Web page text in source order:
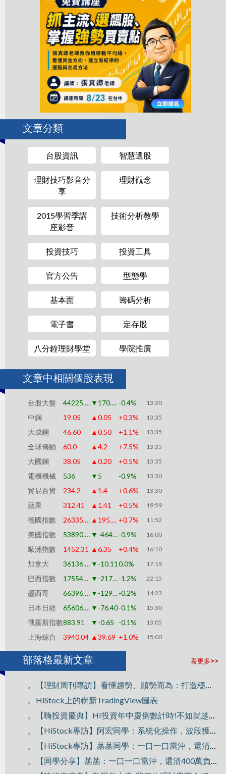
文章分類
台股資訊 智慧選股
理財技巧影音分
享
理財觀念
2015學習季講
座影音
技術分析教學
投資技巧 投資工具
官方公告 型態學
基本面 籌碼分析
電子書 定存股
八分鐘理財學堂 學院推廣
文章中相關個股表現
台股大盤 44225.91 ▼170.79 -0.4% 13:30
中鋼 19.05 ▲0.05 +0.3% 13:35
大成鋼 46.60 ▲0.50 +1.1% 13:35
全球傳動 60.0 ▲4.2 +7.5% 13:35
大國鋼 38.05 ▲0.20 +0.5% 13:35
電機機械 536 ▼5 -0.9% 13:30
貿易百貨 234.2 ▲1.4 +0.6% 13:30
蘋果 312.41 ▲1.41 +0.5% 19:59
德國指數 26335.62 ▲195.49 +0.7% 11:52
美國指數 53890.40 ▼-464.05-0.9% 16:00
歐洲指數 1452.31 ▲6.35 +0.4% 16:10
加拿大 36136.31 ▼-10.11 0.0% 17:19
巴西指數 175546.40 ▼-2179.81-1.2% 22:15
墨西哥 66396.15 ▼-129.03-0.2% 14:23
日本日經 65606.64 ▼-76.40-0.1% 15:30
俄羅斯指數883.91 ▼-0.65 -0.1% 13:05
上海綜合 3940.04 ▲39.69 +1.0% 15:00
看更多>>
部落格最新文章
【理財周刊專訪】看懂趨勢、順勢而為：打造穩定獲利的交易思維
HiStock上的嶄新TradingView圖表
【嗨投資慶典】HI投資年中慶倒數計時!不如就趁雙十衝一波~
【HiStock專訪】阿宏同學：系統化操作，波段獲利300萬！
【HiStock專訪】菡菡同學：一口一口當沖，還清400萬負債翻轉人生
【同學分享】菡菡：一口一口當沖，還清400萬負債翻轉人生